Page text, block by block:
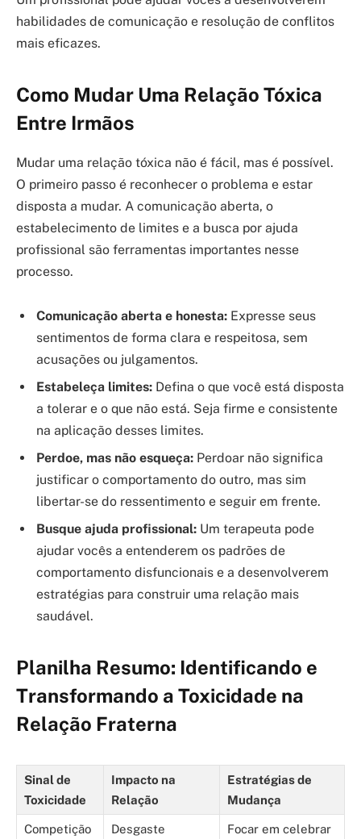
habilidades de comunicação e resolução de conflitos
mais eficazes.
Como Mudar Uma Relação Tóxica
Entre Irmãos
Mudar uma relação tóxica não é fácil, mas é possível.
O primeiro passo é reconhecer o problema e estar
disposta a mudar. A comunicação aberta, o
estabelecimento de limites e a busca por ajuda
profissional são ferramentas importantes nesse
processo.
Comunicação aberta e honesta: Expresse seus
sentimentos de forma clara e respeitosa, sem
acusações ou julgamentos.
Estabeleça limites: Defina o que você está disposta
a tolerar e o que não está. Seja firme e consistente
na aplicação desses limites.
Perdoe, mas não esqueça: Perdoar não significa
justificar o comportamento do outro, mas sim
libertar-se do ressentimento e seguir em frente.
Busque ajuda profissional: Um terapeuta pode
ajudar vocês a entenderem os padrões de
comportamento disfuncionais e a desenvolverem
estratégias para construir uma relação mais
saudável.
Planilha Resumo: Identificando e
Transformando a Toxicidade na
Relação Fraterna
Sinal de
Toxicidade
Impacto na
Relação
Estratégias de
Mudança
Competição
Desgaste
Focar em celebrar